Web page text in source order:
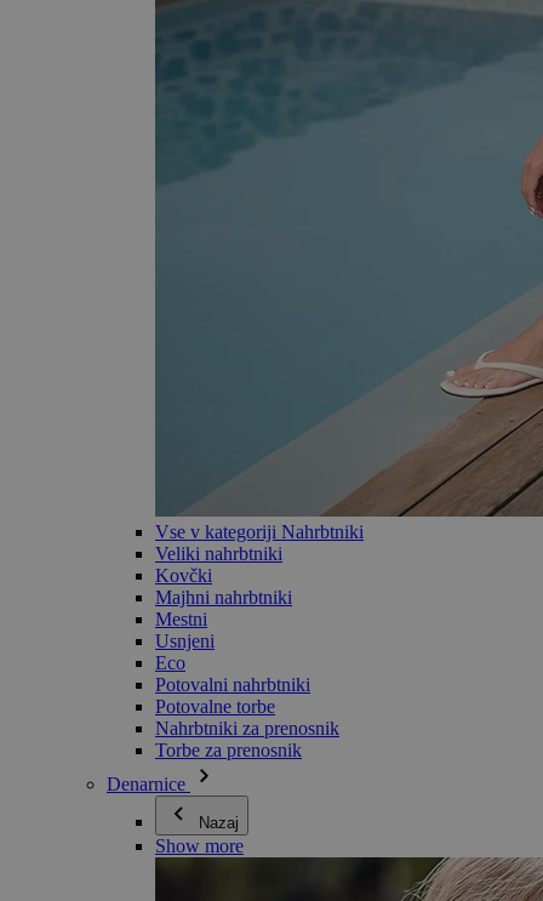
Vse v kategoriji Nahrbtniki
Veliki nahrbtniki
Kovčki
Majhni nahrbtniki
Mestni
Usnjeni
Eco
Potovalni nahrbtniki
Potovalne torbe
Nahrbtniki za prenosnik
Torbe za prenosnik
Denarnice
Nazaj
Show more